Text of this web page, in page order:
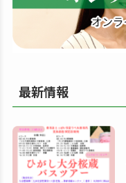
最新情報